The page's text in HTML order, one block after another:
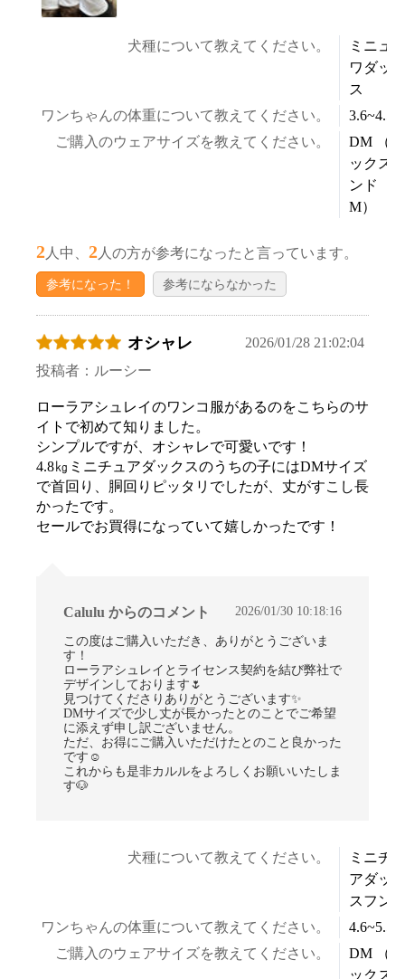
犬種について教えてください。
ミニュ
ワダッ
ス
ワンちゃんの体重について教えてください。
ご購入のウェアサイズを教えてください。
DM （ダ
ックス
ンド
M）
2 人中、 2 人の方が参考になったと言っています。
参考になった！ 参考にならなかった
オシャレ
2026/01/28 21:02:04
投稿者：ルーシー
ローラアシュレイのワンコ服があるのをこちらのサ
イトで初めて知りました。
シンプルですが、オシャレで可愛いです！
4.8㎏ミニチュアダックスのうちの子にはDMサイズ
で首回り、胴回りピッタリでしたが、丈がすこし長
かったです。
セールでお買得になっていて嬉しかったです！
Calulu からのコメント 2026/01/30 10:18:16
この度はご購入いただき、ありがとうございま
す！
ローラアシュレイとライセンス契約を結び弊社で
デザインしております🌷
見つけてくださりありがとうございます✨
DMサイズで少し丈が長かったとのことでご希望
に添えず申し訳ございません。
ただ、お得にご購入いただけたとのこと良かった
です☺
これからも是非カルルをよろしくお願いいたしま
す🐶
犬種について教えてください。
ミニチ
アダッ
スフン
ワンちゃんの体重について教えてください。
ご購入のウェアサイズを教えてください。
DM （ダ
ックス